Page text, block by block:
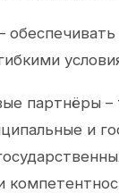
обеспечивать
партнёры –
и